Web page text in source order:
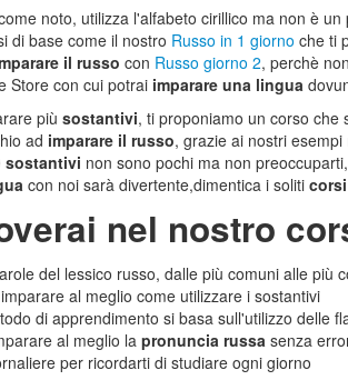
noto, utilizza l'alfabeto cirillico ma non è
di base come il nostro Russo in 1 giorno che ti
il russo con Russo giorno 2, perchè
Store con cui potrai imparare una lingua
più sostantivi, ti proponiamo un corso
ad imparare il russo, grazie ai nostri
sostantivi non sono pochi ma non
con noi sarà divertente,dimentica i soliti
nel nostro
del lessico russo, dalle più comuni alle più
al meglio come utilizzare i sostantivi
di apprendimento si basa sull'utilizzo delle
al meglio la pronuncia russa senza
per ricordarti di studiare ogni giorno